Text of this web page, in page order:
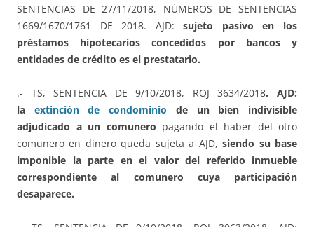
SENTENCIAS DE 27/11/2018, NÚMEROS DE SENTENCIAS
1669/1670/1761 DE 2018. AJD:sujeto pasivo en los
préstamos hipotecarios concedidos por bancos y
entidades de crédito es el prestatario.
.- TS, SENTENCIA DE 9/10/2018, ROJ 3634/2018. AJD:
la extinción de condominio de un bien indivisible
adjudicado a un comunero pagando el haber del otro
comunero en dinero queda sujeta a AJD,siendo su base
imponible la parte en el valor del referido inmueble
correspondiente al comunero cuya participación
desaparece.